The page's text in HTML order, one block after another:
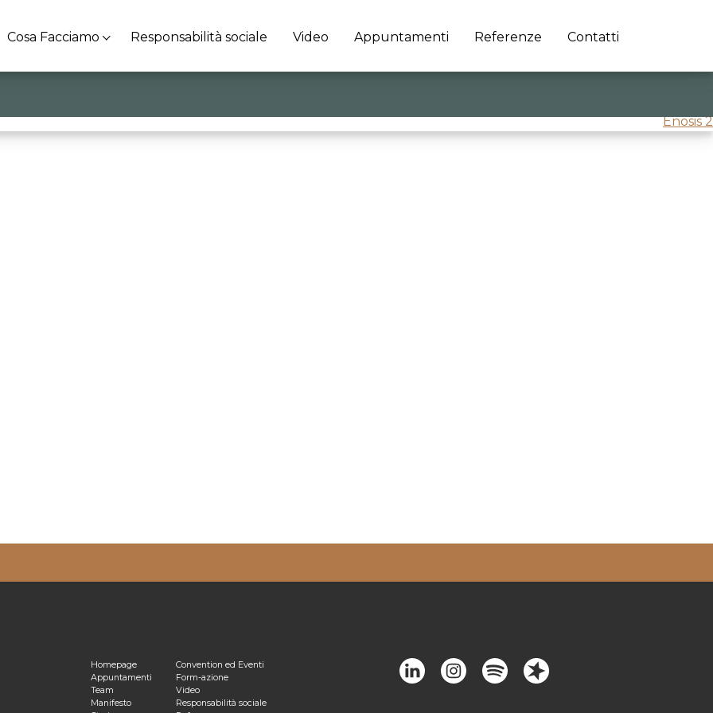
Cosa Facciamo Responsabilità sociale Video Appuntamenti Referenze Contatti
Enosis 2
Privacy PolicyHomepage
Appuntamenti
Team
Manifesto
Convention ed Eventi
Form-azione
Video
Responsabilità sociale